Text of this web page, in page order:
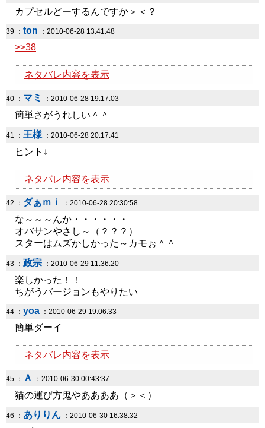
カプセルどーするんですか＞＜？
39 ： ton ：2010-06-28 13:41:48
>>38
ネタバレ内容を表示
40 ： マミ ：2010-06-28 19:17:03
簡単さがうれしい＾＾
41 ： 王様：2010-06-28 20:17:41
ヒント↓
ネタバレ内容を表示
42 ： ダぁｍｉ ：2010-06-28 20:30:58
な～～～んか・・・・・・
オバサンやさし～（？？？）
スターはムズかしかった～カモぉ＾＾
43 ： 政宗 ：2010-06-29 11:36:20
楽しかった！！
ちがうバージョンもやりたい
44 ： yoa ：2010-06-29 19:06:33
簡単ダーイ
ネタバレ内容を表示
45 ： Ａ ：2010-06-30 00:43:37
猫の運び方鬼やああああ（＞＜）
46 ： ありりん ：2010-06-30 16:38:32